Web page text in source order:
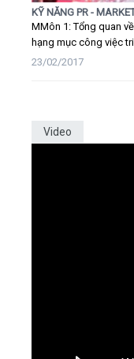
KỸ NĂNG PR -
MMôn 1: Tổng quan
hạng mục công việc
23/02/2017
Video